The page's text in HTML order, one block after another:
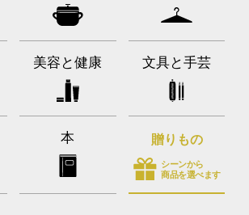
美容と健康 文具と手芸
本 贈りもの
シーンから
商品を選べます